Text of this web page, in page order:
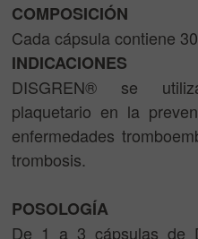
COMPOSICIÓN
Cada cápsula contiene
INDICACIONES
DISGREN® se
plaquetario en la
enfermedades
trombosis.
POSOLOGÍA
De 1 a 3 cápsulas de